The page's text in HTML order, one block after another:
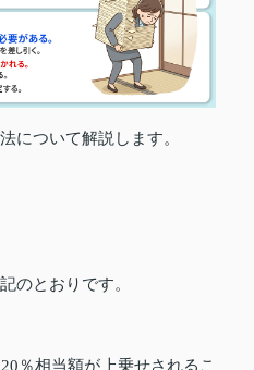
について解説します。
のとおりです。
％相当額が上乗せされるこ